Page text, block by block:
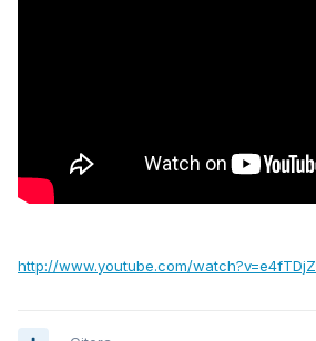
http://www.youtube.com/